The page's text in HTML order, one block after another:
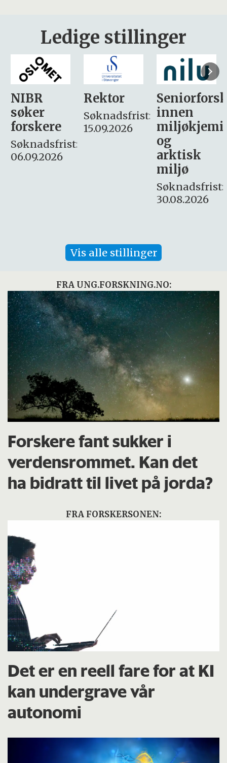
Ledige stillinger
Rektor
Søknadsfrist:
15.09.2026
Seniorforsker
innen
miljøkjemi
søker
– fast
Søknadsfrist:
16. august.
Vis alle stillinger
FRA UNG.FORSKNING.NO:
Forskere fant sukker i
verdensrommet. Kan det
ha bidratt til livet på jorda?
FRA FORSKERSONEN:
Det er en reell fare for at KI
kan undergrave vår
autonomi